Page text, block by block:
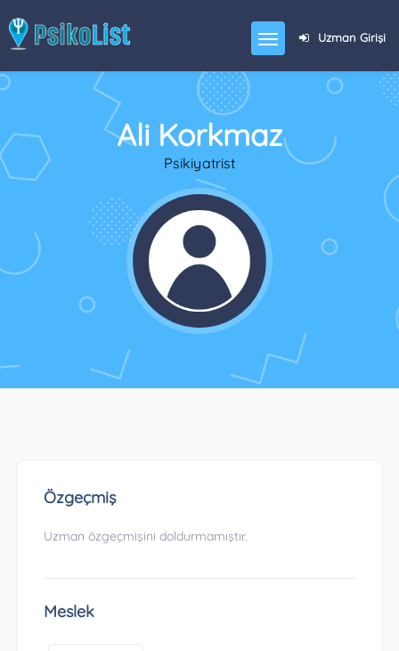
Uzman Girişi
Ali Korkmaz
Psikiyatrist
Özgeçmiş
Uzman özgeçmişini doldurmamıştır.
Meslek